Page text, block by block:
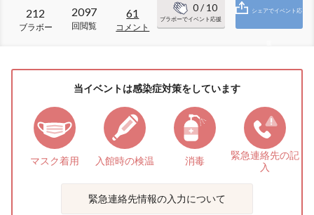
212
ブラボー
2097
回閲覧
61
コメント
0/ 10
ブラボーでイベント応援
シェアでイベント応
当イベントは感染症対策をしています
マスク着用 入館時の検温 消毒 緊急連絡先の記
入
緊急連絡先情報の入力について